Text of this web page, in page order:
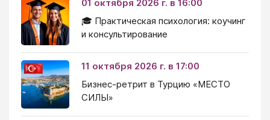
01 октября 2026 г. в 16:00
🎓 Практическая психология: коучинг
и консультирование
11 октября 2026 г. в 17:00
Бизнес-ретрит в Турцию «МЕСТО
СИЛЫ»